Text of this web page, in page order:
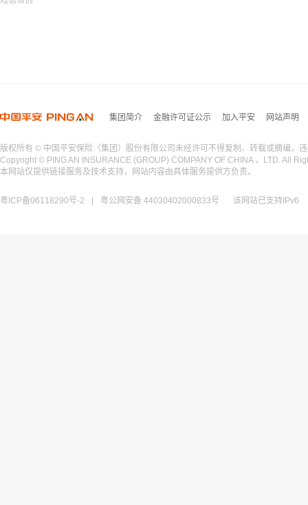
集团简介 金融许可证公示 加入平安 网站声明
版权所有 © 中国平安保险（集团）股份有限公司未经许可不得复制、转载或摘编，
Copyright © PING AN INSURANCE (GROUP) COMPANY OF CHINA ，LTD. All
本网站仅提供链接服务及技术支持，网站内容由具体服务提供方负责。
粤ICP备06118290号-2 | 粤公网安备 44030402000833号 该网站已支持IPv6